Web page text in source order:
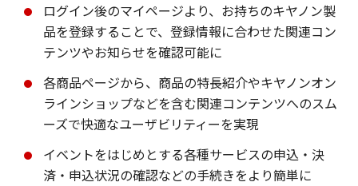
ログイン後のマイページより、お持ちのキヤノン製
品を登録することで、登録情報に合わせた関連コン
テンツやお知らせを確認可能に
各商品ページから、商品の特長紹介やキヤノンオン
ラインショップなどを含む関連コンテンツへのスム
ーズで快適なユーザビリティーを実現
イベントをはじめとする各種サービスの申込・決
済・申込状況の確認などの手続きをより簡単に